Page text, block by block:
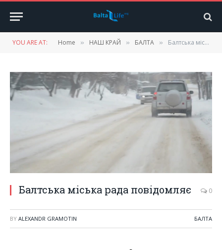
YOU ARE AT: Home » НАШ КРАЙ » БАЛТА » Балтська мiська рада повiдомляє
Балтська мiська рада повiдомляє 0
BY ALEXANDR GRAMOTIN БАЛТА